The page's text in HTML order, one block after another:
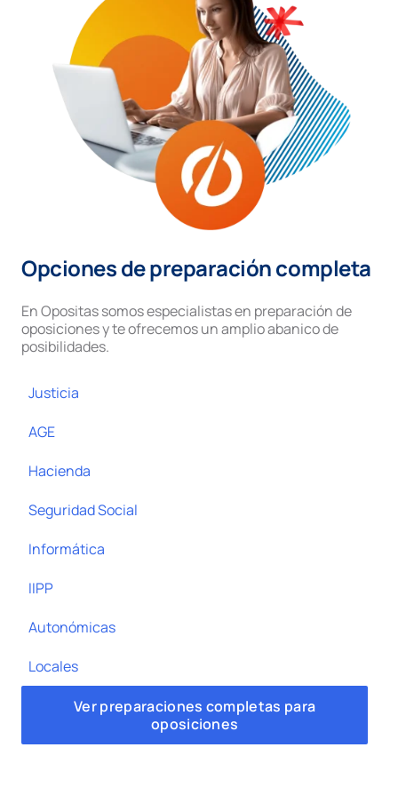
Opciones de preparación completa
En Opositas somos especialistas en preparación de
oposiciones y te ofrecemos un amplio abanico de
posibilidades.
Justicia
AGE
Hacienda
Seguridad Social
Informática
IIPP
Autonómicas
Locales
Ver preparaciones completas para
oposiciones